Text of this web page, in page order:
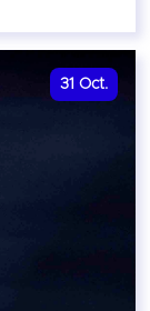
31 Oct.